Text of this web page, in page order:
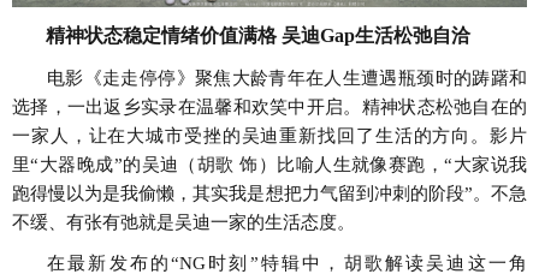
精神状态稳定情绪价值满格 吴迪Gap生活松弛自洽
电影《走走停停》聚焦大龄青年在人生遭遇瓶颈时的踌躇和
选择，一出返乡实录在温馨和欢笑中开启。精神状态松弛自在的
一家人，让在大城市受挫的吴迪重新找回了生活的方向。影片
里“大器晚成”的吴迪（胡歌 饰）比喻人生就像赛跑，“大家说我
跑得慢以为是我偷懒，其实我是想把力气留到冲刺的阶段”。不急
不缓、有张有弛就是吴迪一家的生活态度。
在最新发布的“NG 时刻”特辑中，胡歌解读吴迪这一角